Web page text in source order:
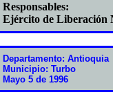
Responsables:
Ejército de Liberación
Departamento: Antioquia
Municipio: Turbo
Mayo 5 de 1996